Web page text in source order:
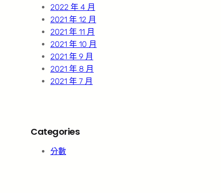
2022 年 4 月
2021 年 12 月
2021 年 11 月
2021 年 10 月
2021 年 9 月
2021 年 8 月
2021 年 7 月
Categories
分數